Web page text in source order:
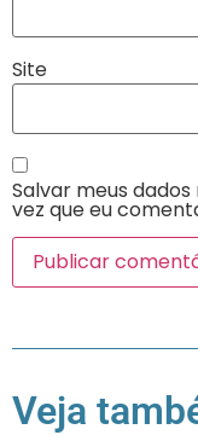
Site
Salvar meus
vez que eu
Veja